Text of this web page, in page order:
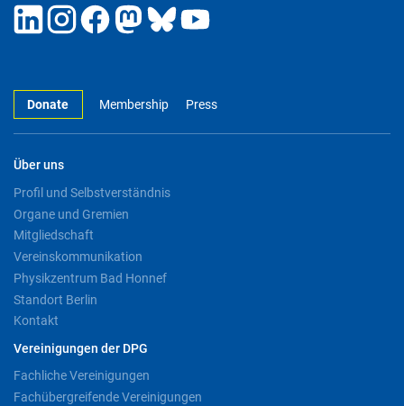
Donate Membership Press
Über uns
Profil und Selbstverständnis
Organe und Gremien
Mitgliedschaft
Vereinskommunikation
Physikzentrum Bad Honnef
Standort Berlin
Kontakt
Vereinigungen der DPG
Fachliche Vereinigungen
Fachübergreifende Vereinigungen